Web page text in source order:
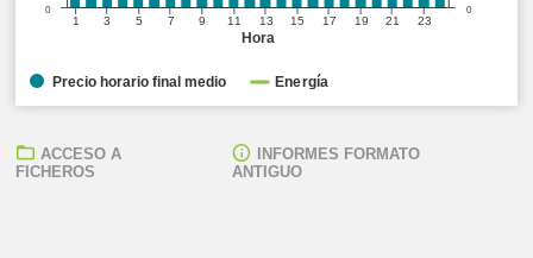
Hora
1 3 5 7 9 11 13 15 17 19 21 23
0
0
Precio horario final medio Energía
ACCESO A
FICHEROS
INFORMES FORMATO
ANTIGUO